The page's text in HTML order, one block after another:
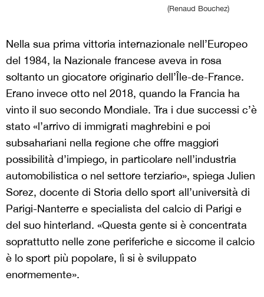
(Renaud Bouchez)
Nella sua prima vittoria internazionale nell’Europeo
del 1984, la Nazionale francese aveva in rosa
soltanto un giocatore originario dell’Île-de-France.
Erano invece otto nel 2018, quando la Francia ha
vinto il suo secondo Mondiale. Tra i due successi c’è
stato «l’arrivo di immigrati maghrebini e poi
subsahariani nella regione che offre maggiori
possibilità d’impiego, in particolare nell’industria
automobilistica o nel settore terziario», spiega Julien
Sorez, docente di Storia dello sport all’università di
Parigi-Nanterre e specialista del calcio di Parigi e
del suo hinterland. «Questa gente si è concentrata
soprattutto nelle zone periferiche e siccome il calcio
è lo sport più popolare, lì si è sviluppato
enormemente».